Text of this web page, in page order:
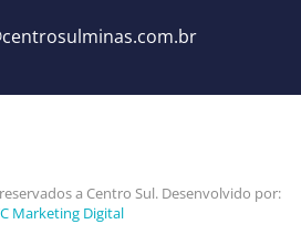
a Centro Sul. Desenvolvido por:
Marketing Digital